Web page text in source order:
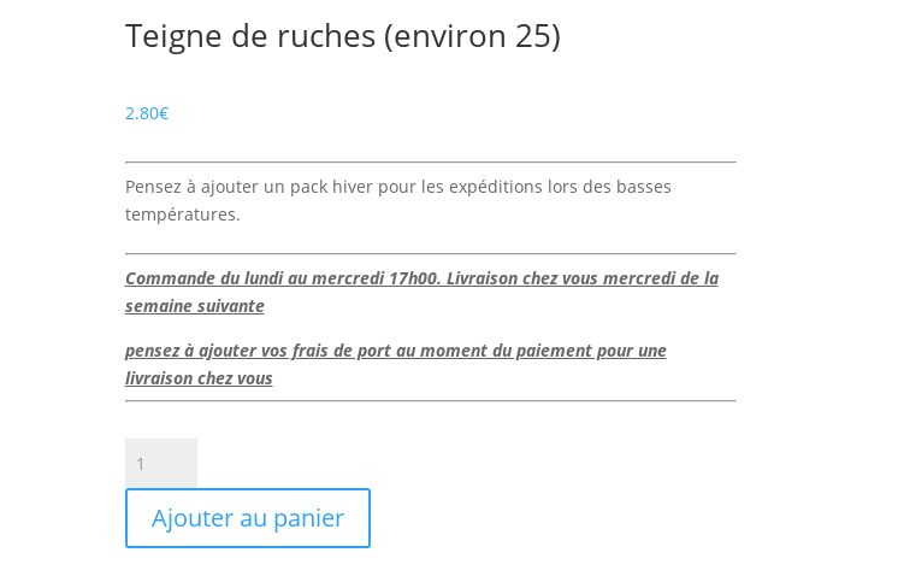
Teigne de ruches (environ 25)
2.80€
Pensez à ajouter un pack hiver pour les expéditions lors des basses
températures.
Commande du lundi au mercredi 17h00. Livraison chez vous mercredi de la
semaine suivante
pensez à ajouter vos frais de port au moment du paiement pour une
livraison chez vous
TeigneAjouter au panier